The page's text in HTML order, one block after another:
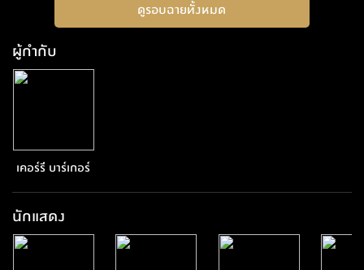
ดูรอบฉายทั้งหมด
ผู้กำกับ
เคอร์รี บาร์เกอร์
นักแสดง